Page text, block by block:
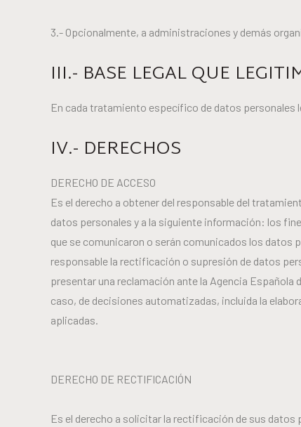
3.- Opcionalmente, a administraciones y demás
III.- BASE LEGAL QUE
En cada tratamiento específico de datos personales
IV.- DERECHOS
DERECHO DE ACCESO
Es el derecho a obtener del responsable del
datos personales y a la siguiente información: los
que se comunicaron o serán comunicados los
responsable la rectificación o supresión de datos
presentar una reclamación ante la Agencia
caso, de decisiones automatizadas, incluida la
aplicadas.
DERECHO DE RECTIFICACIÓN
Es el derecho a solicitar la rectificación de sus